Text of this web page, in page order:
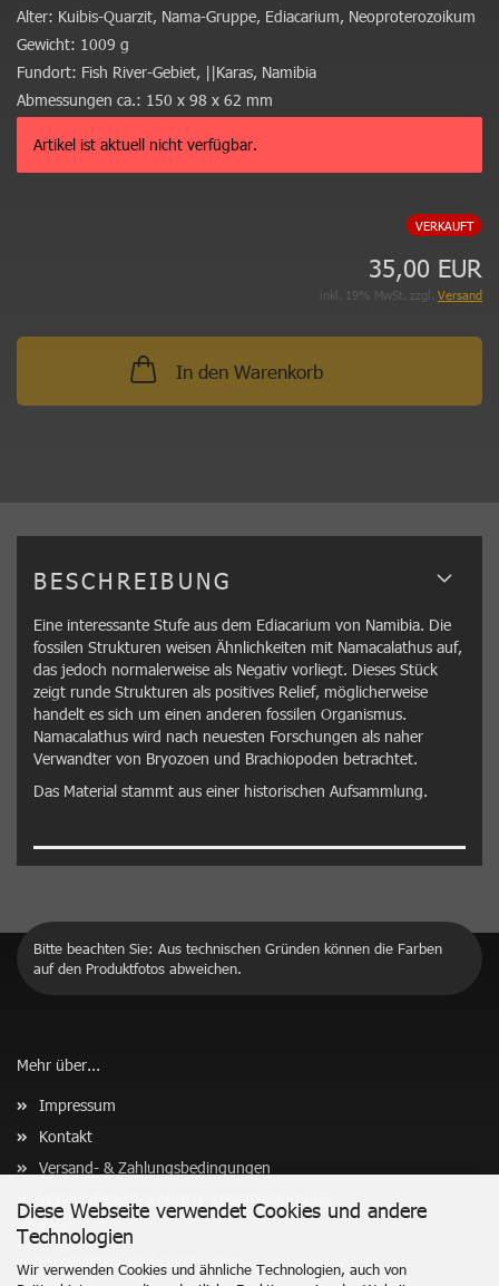
Diese Webseite verwendet Cookies und andere
Technologien
Wir verwenden Cookies und ähnliche Technologien, auch von
Alter: Kuibis-Quarzit, Nama-Gruppe, Ediacarium, Neoproterozoikum
Gewicht: 1009 g
Fundort: Fish River-Gebiet, ||Karas, Namibia
Abmessungen ca.: 150 x 98 x 62 mm
Artikel ist aktuell nicht verfügbar.
VERKAUFT
35,00 EUR
inkl. 19% MwSt. zzgl. Versand
In den Warenkorb
BESCHREIBUNG
Eine interessante Stufe aus dem Ediacarium von Namibia. Die
fossilen Strukturen weisen Ähnlichkeiten mit Namacalathus auf,
das jedoch normalerweise als Negativ vorliegt. Dieses Stück
zeigt runde Strukturen als positives Relief, möglicherweise
handelt es sich um einen anderen fossilen Organismus.
Namacalathus wird nach neuesten Forschungen als naher
Verwandter von Bryozoen und Brachiopoden betrachtet.
Das Material stammt aus einer historischen Aufsammlung.
Bitte beachten Sie: Aus technischen Gründen können die Farben
auf den Produktfotos abweichen.
Mehr über...
Impressum
Kontakt
Versand- & Zahlungsbedingungen
Widerrufsrecht & Muster-Widerrufsformular
AGB
Privatsphäre und Datenschutz